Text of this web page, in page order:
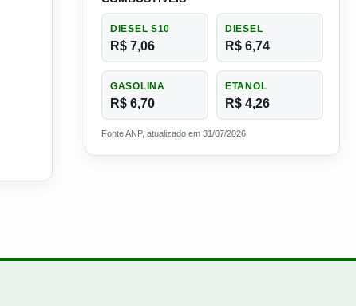
DIESEL S10
R$ 7,06
DIESEL
R$ 6,74
GASOLINA
R$ 6,70
ETANOL
R$ 4,26
Fonte ANP, atualizado em 31/07/2026